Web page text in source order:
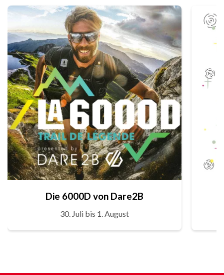
Die 6000D von Dare2B
30. Juli bis 1. August